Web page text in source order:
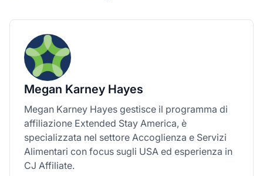
Megan Karney Hayes
Megan Karney Hayes gestisce il programma di
affiliazione Extended Stay America, è
specializzata nel settore Accoglienza e Servizi
Alimentari con focus sugli USA ed esperienza in
CJ Affiliate.